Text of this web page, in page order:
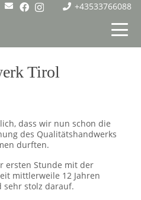
+43533766088
Tirol
dass wir nun schon die
des Qualitätshandwerks
durften.
ersten Stunde mit der
mittlerweile 12 Jahren
sehr stolz darauf.